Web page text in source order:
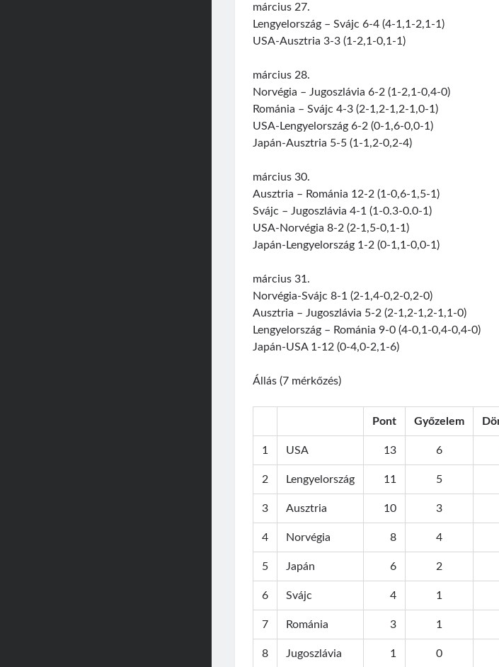
március 27.
Lengyelország – Svájc 6-4 (4-1,1-2,1-1)
USA-Ausztria 3-3 (1-2,1-0,1-1)
március 28.
Norvégia – Jugoszlávia 6-2 (1-2,1-0,4-0)
Románia – Svájc 4-3 (2-1,2-1,2-1,0-1)
USA-Lengyelország 6-2 (0-1,6-0,0-1)
Japán-Ausztria 5-5 (1-1,2-0,2-4)
március 30.
Ausztria – Románia 12-2 (1-0,6-1,5-1)
Svájc – Jugoszlávia 4-1 (1-0.3-0.0-1)
USA-Norvégia 8-2 (2-1,5-0,1-1)
Japán-Lengyelország 1-2 (0-1,1-0,0-1)
március 31.
Norvégia-Svájc 8-1 (2-1,4-0,2-0,2-0)
Ausztria – Jugoszlávia 5-2 (2-1,2-1,2-1,1-0)
Lengyelország – Románia 9-0 (4-0,1-0,4-0,4-0)
Japán-USA 1-12 (0-4,0-2,1-6)
Állás (7 mérkőzés)
Pont Győzelem
1 USA 13 6
2 Lengyelország 11 5
3 Ausztria 10 3
4 Norvégia 8 4
5 Japán 6 2
6 Svájc 4 1
7 Románia 3 1
8 Jugoszlávia 1 0